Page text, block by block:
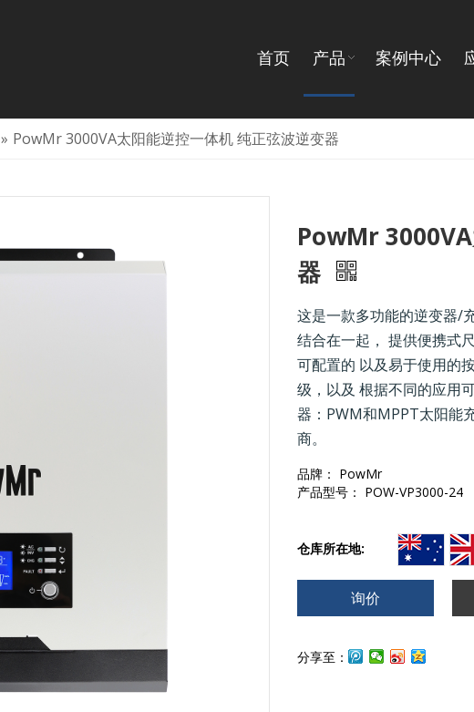
首页 产品 案例中心
» PowMr 3000VA太阳能逆控一体机 纯正弦波逆变器
PowMr
器
这是一款多功能的逆变器/
结合在一起， 提供便携式
可配置的 以及易于使用的
级，以及 根据不同的应用
器：PWM和MPPT太阳能
商。
品牌： PowMr
产品型号： POW-VP3000-24
仓库所在地:
询价
分享至：